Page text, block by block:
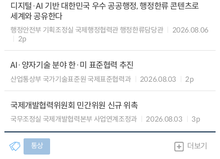
디지털·AI 기반 대한민국 우수 공공행정, 행정한류 콘텐츠로
세계와 공유한다
행정안전부 기획조정실 국제행정협력관 행정한류담당관
2026.08.06
2p
AI·양자기술 분야 한·미 표준협력 추진
산업통상부 국가기술표준원 국제표준협력과 2026.08.03 2p
국제개발협력위원회 민간위원 신규 위촉
국무조정실 국제개발협력본부 사업연계조정과 2026.08.03 3p
통상 더보기